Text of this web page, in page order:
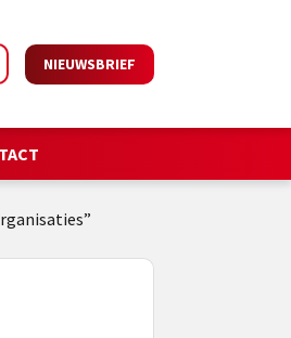
NIEUWSBRIEF